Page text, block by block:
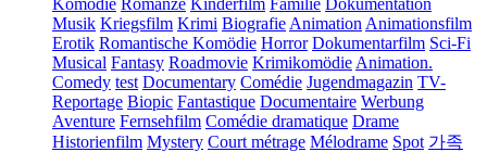
Musik Kriegsfilm Krimi Biografie Animation Animationsfilm
Erotik Romantische Komödie Horror Dokumentarfilm Sci-Fi
Musical Fantasy Roadmovie Krimikomödie Animation.
Comedy test Documentary Comédie Jugendmagazin TV-
Reportage Biopic Fantastique Documentaire Werbung
Aventure Fernsehfilm Comédie dramatique Drame
Historienfilm Mystery Court métrage Mélodrame Spot 가족